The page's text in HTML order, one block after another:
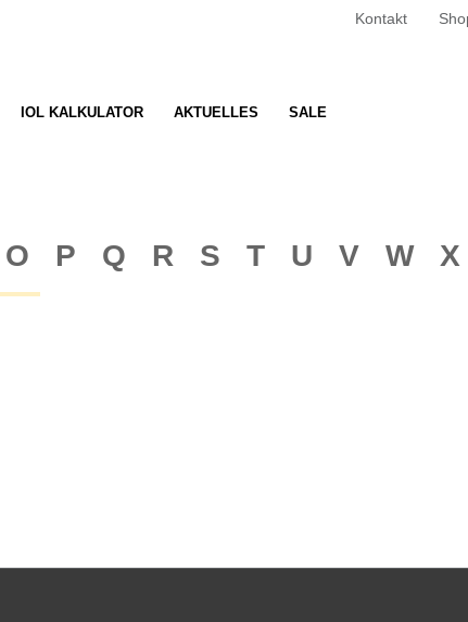
Kontakt
IOL KALKULATOR AKTUELLES SALE
P Q R S T U V W